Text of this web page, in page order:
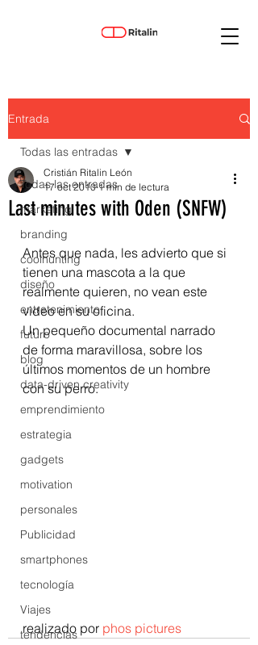
Entrada
Todas las entradas
marketing
branding
coolhunting
diseño
entretenimiento
futuro
blog
data-driven creativity
emprendimiento
estrategia
gadgets
motivation
personales
Publicidad
smartphones
tecnología
Viajes
tendencias
Todas las entradas
Last minutes with Oden (SNFW)
Cristián Ritalin León
17 oct 2010 1 min de lectura
Antes que nada, les advierto que si
tienen una mascota a la que
realmente quieren, no vean este
video en su oficina.
Un pequeño documental narrado
de forma maravillosa, sobre los
últimos momentos de un hombre
con su perro.
realizado por phos pictures